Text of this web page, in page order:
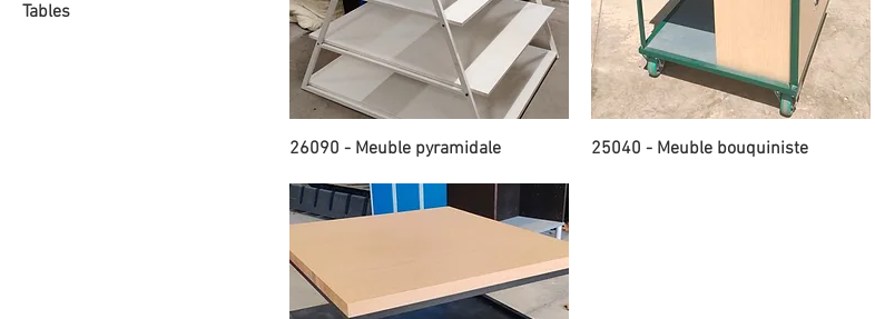
Tables
26090 - Meuble pyramidale 25040 - Meuble bouquiniste